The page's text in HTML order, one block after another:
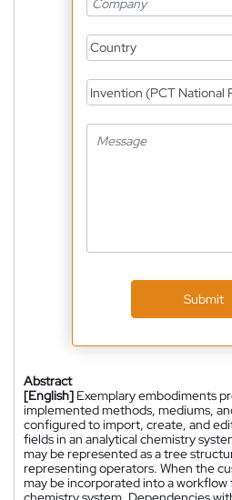
Country
Invention (PCT National
Submit
Abstract
[English] Exemplary embodiments
implemented methods, mediums,
configured to import, create, and
fields in an analytical chemistry
may be represented as a tree
representing operators. When the
may be incorporated into a workflow